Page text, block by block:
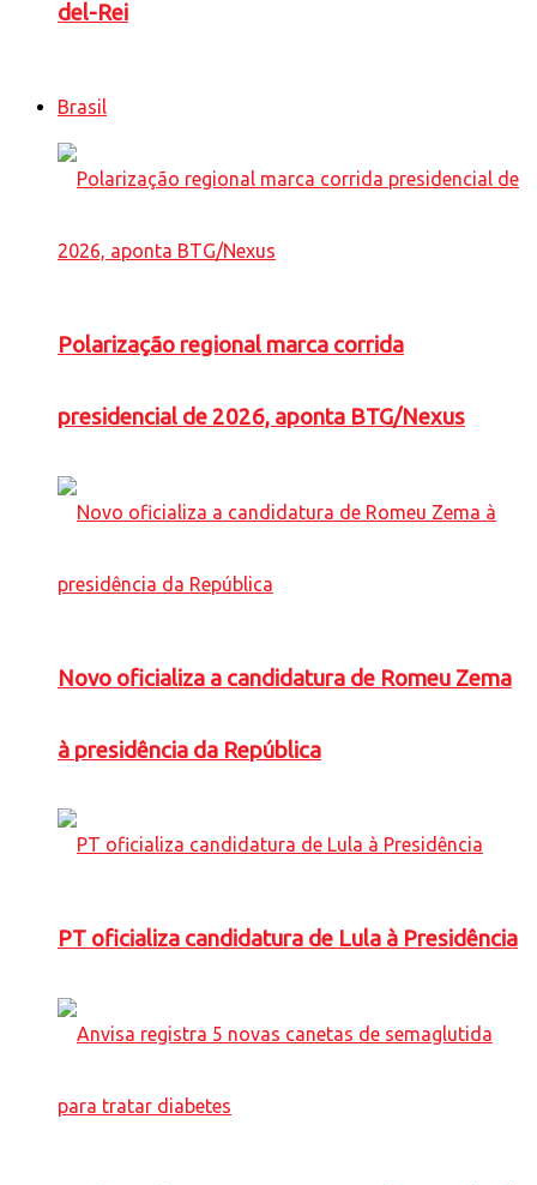
del-Rei
Brasil
Polarização regional marca corrida
presidencial de 2026, aponta BTG/Nexus
Novo oficializa a candidatura de Romeu Zema
à presidência da República
PT oficializa candidatura de Lula à Presidência